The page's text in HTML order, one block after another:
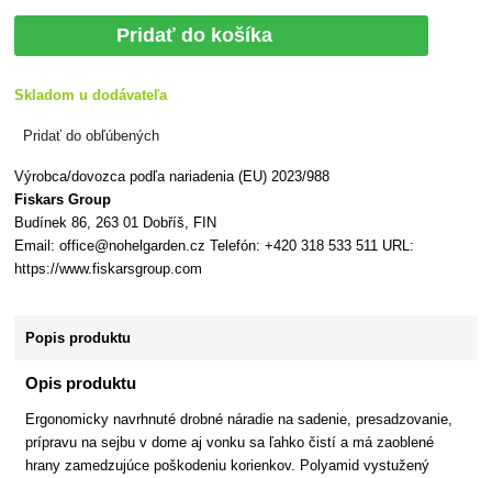
Pridať do košíka
Skladom u dodávateľa
Pridať do obľúbených
Výrobca/dovozca podľa nariadenia (EU) 2023/988
Fiskars Group
Budínek 86, 263 01 Dobříš, FIN
Email: office@nohelgarden.cz Telefón: +420 318 533 511 URL:
https://www.fiskarsgroup.com
Popis produktu
Opis produktu
Ergonomicky navrhnuté drobné náradie na sadenie, presadzovanie,
prípravu na sejbu v dome aj vonku sa ľahko čistí a má zaoblené
hrany zamedzujúce poškodeniu korienkov. Polyamid vystužený